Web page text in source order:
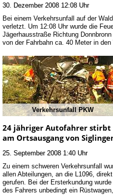
30. Dezember 2008 12:08 Uhr
Bei einem Verkehrsunfall auf der
verletzt. Um 12:08 Uhr wurde die
Jägerhausstraße Richtung
von der Fahrbahn ca. 40 Meter in den
Verkehrsunfall PKW
24 jähriger Autofahrer
am Ortsausgang von
25. September 2008 1:40 Uhr
Zu einem schweren Verkehrsunfall
allen Abteilungen, an die L1096,
gerufen. Bei der Ersterkundung
des Fahrers unbedingt ein